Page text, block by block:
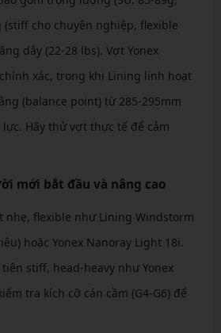
(stiff cho chuyên nghiệp, flexible
dây (22-28 lbs). Vợt Yonex
xác, trong khi Lining linh hoạt
(balance point) từ 285-295mm
Hãy thử vợt thực tế để cảm
mới bắt đầu và nâng cao
nhẹ, flexible như Lining Windstorm
hoặc Yonex Nanoray Light 18i.
stiff, head-heavy như Yonex
tra kích cỡ cán cầm (G4-G6) để